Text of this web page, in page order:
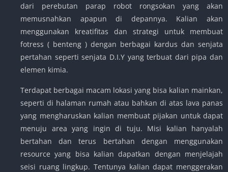
dari perebutan parap robot rongsokan yang akan
memusnahkan apapun di depannya. Kalian akan
menggunakan kreatifitas dan strategi untuk membuat
fotress ( benteng ) dengan berbagai kardus dan senjata
pertahan seperti senjata D.I.Y yang terbuat dari pipa dan
elemen kimia.
Terdapat berbagai macam lokasi yang bisa kalian mainkan,
seperti di halaman rumah atau bahkan di atas lava panas
yang mengharuskan kalian membuat pijakan untuk dapat
menuju area yang ingin di tuju. Misi kalian hanyalah
bertahan dan terus bertahan dengan menggunakan
resource yang bisa kalian dapatkan dengan menjelajah
seisi ruang lingkup. Tentunya kalian dapat menggerakan